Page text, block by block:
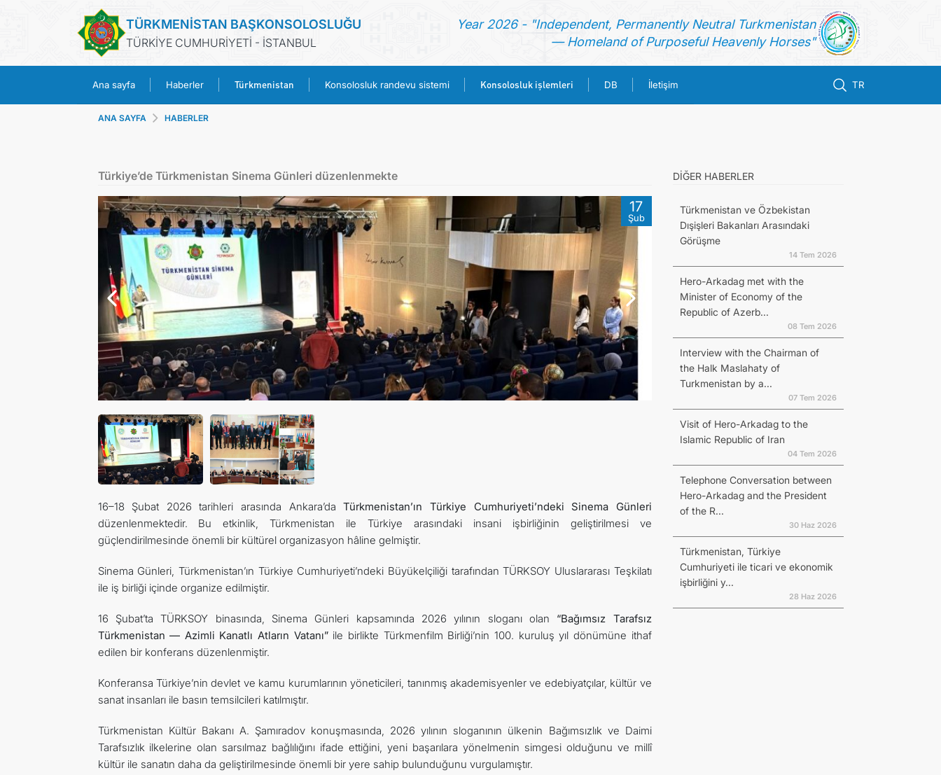
TÜRKMENİSTAN BAŞKONSOLOSLUĞU
TÜRKİYE CUMHURİYETİ - İSTANBUL
Year 2026 - "Independent, Permanently Neutral Turkmenistan
— Homeland of Purposeful Heavenly Horses"
Ana sayfa Haberler Türkmenistan Konsolosluk randevu sistemi Konsolosluk işlemleri DB İletişim TR
TÜRKMENISTAN
KONSOLOSLUK RANDEVU SISTEMI
KONSOLOSLUK IŞLEMLERI
DB
İLETIŞIM
ANA SAYFA HABERLER
Türkiye’de Türkmenistan Sinema Günleri düzenlenmekte
17
Şub
16–18 Şubat 2026 tarihleri arasında Ankara’daTürkmenistan’ın Türkiye Cumhuriyeti’ndeki Sinema Günleri
düzenlenmektedir. Bu etkinlik, Türkmenistan ile Türkiye arasındaki insani işbirliğinin geliştirilmesi ve
güçlendirilmesinde önemli bir kültürel organizasyon hâline gelmiştir.
Sinema Günleri, Türkmenistan’ın Türkiye Cumhuriyeti’ndeki Büyükelçiliği tarafından TÜRKSOY Uluslararası Teşkilatı
ile iş birliği içinde organize edilmiştir.
16 Şubat’ta TÜRKSOY binasında, Sinema Günleri kapsamında 2026 yılının sloganı olan “Bağımsız Tarafsız
Türkmenistan — Azimli Kanatlı Atların Vatanı​”ile birlikte Türkmenfilm Birliği’nin 100. kuruluş yıl dönümüne ithaf
edilen bir konferans düzenlenmiştir.
Konferansa Türkiye’nin devlet ve kamu kurumlarının yöneticileri, tanınmış akademisyenler ve edebiyatçılar, kültür ve
sanat insanları ile basın temsilcileri katılmıştır.
Türkmenistan Kültür Bakanı A. Şamıradov konuşmasında, 2026 yılının sloganının ülkenin Bağımsızlık ve Daimi
Tarafsızlık ilkelerine olan sarsılmaz bağlılığını ifade ettiğini, yeni başarılara yönelmenin simgesi olduğunu ve millî
kültür ile sanatın daha da geliştirilmesinde önemli bir yere sahip bulunduğunu vurgulamıştır.
DİĞER HABERLER
Türkmenistan ve Özbekistan
Dışişleri Bakanları Arasındaki
Görüşme
14 Tem 2026
Hero-Arkadag met with the
Minister of Economy of the
Republic of Azerb...
08 Tem 2026
Interview with the Chairman of
the Halk Maslahaty of
Turkmenistan by a...
07 Tem 2026
Visit of Hero-Arkadag to the
Islamic Republic of Iran
04 Tem 2026
Telephone Conversation between
Hero-Arkadag and the President
of the R...
30 Haz 2026
Türkmenistan, Türkiye
Cumhuriyeti ile ticari ve ekonomik
işbirliğini y...
28 Haz 2026